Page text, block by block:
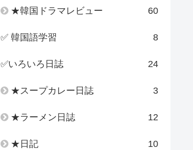
★韓国ドラマレビュー 60
✅ 韓国語学習 8
✅いろいろ日誌 24
★スープカレー日誌 3
★ラーメン日誌 12
★日記 10